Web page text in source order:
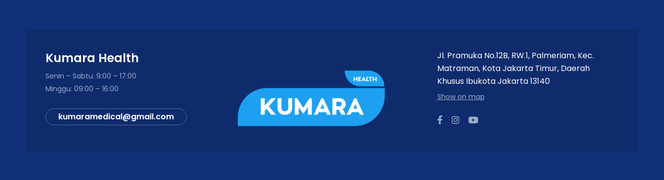
Kumara Health
Senin – Sabtu: 9:00 – 17:00
Minggu: 09:00 – 16:00
kumaramedical@gmail.com
Jl. Pramuka No.12B, RW.1, Palmeriam, Kec.
Matraman, Kota Jakarta Timur, Daerah
Khusus Ibukota Jakarta 13140
Show on map